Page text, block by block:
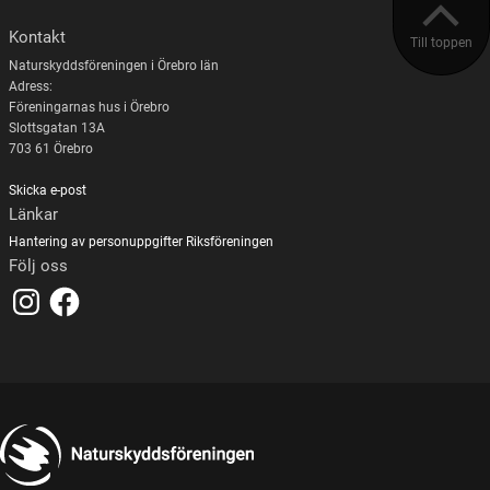
Till toppen
Kontakt
Naturskyddsföreningen i Örebro län
Adress:
Föreningarnas hus i Örebro
Slottsgatan 13A
703 61 Örebro
Skicka e-post
Länkar
Hantering av personuppgifter Riksföreningen
Följ oss